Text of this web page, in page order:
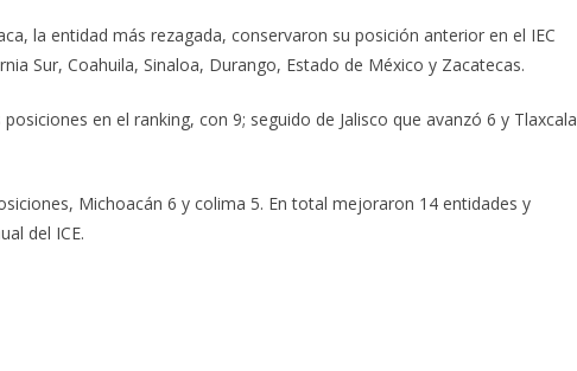
la entidad más rezagada, conservaron su posición anterior en el IEC
Sur, Coahuila, Sinaloa, Durango, Estado de México y Zacatecas.
en el ranking, con 9; seguido de Jalisco que avanzó 6 y Tlaxcala
Michoacán 6 y colima 5. En total mejoraron 14 entidades y
del ICE.